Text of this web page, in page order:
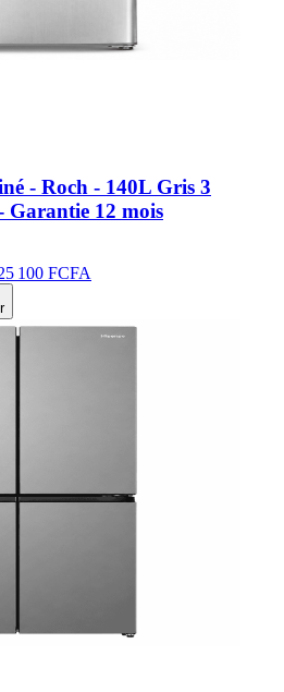
- Roch - 140L Gris 3
12 mois
100 FCFA